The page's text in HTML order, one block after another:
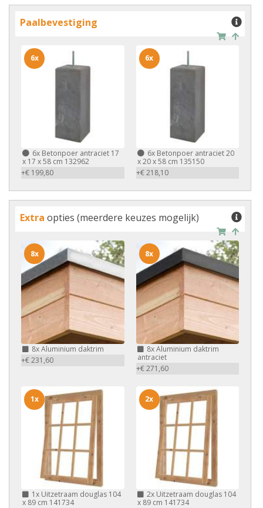
Paalbevestiging
6x Betonpoer antraciet 17
x 17 x 58 cm 132962
+€ 199,80
6x
6xBetonpoer antraciet 20
x 20 x 58 cm 135150
+€ 218,10
6x
Extra opties (meerdere keuzes mogelijk)
8xAluminium daktrim
+€ 231,60
8x
8xAluminium daktrim
antraciet
+€ 271,60
8x
1x Uitzetraam douglas 104
x 89 cm 141734
1x
2xUitzetraam douglas 104
x 89 cm 141734
2x